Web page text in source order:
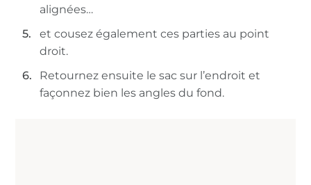
alignées…
et cousez également ces parties au point
droit.
Retournez ensuite le sac sur l’endroit et
façonnez bien les angles du fond.